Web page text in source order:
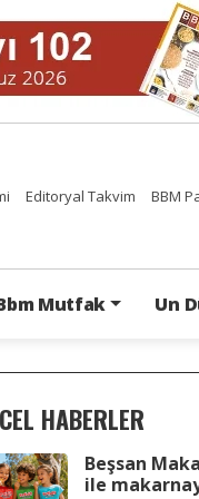
Editoryal Takvim BBM
Mutfak Un
HABERLER
Beşsan
ile